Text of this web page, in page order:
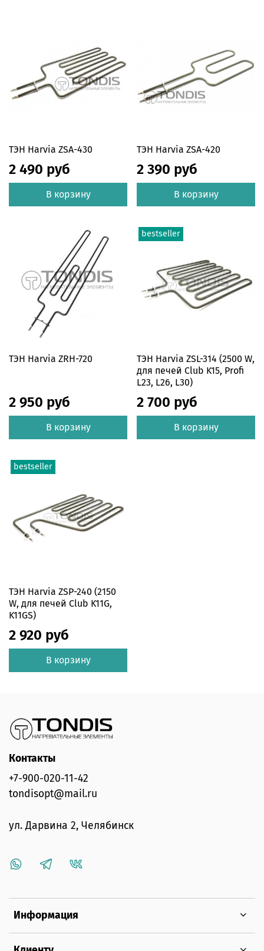
ТЭН Harvia ZSA-430
2 490 руб
В корзину
ТЭН Harvia ZSA-420
2 390 руб
В корзину
ТЭН Harvia ZRH-720
2 950 руб
В корзину
bestseller
ТЭН Harvia ZSL-314 (2500 W,
для печей Club K15, Profi
L23, L26, L30)
2 700 руб
В корзину
bestseller
ТЭН Harvia ZSP-240 (2150
W, для печей Club K11G,
K11GS)
2 920 руб
В корзину
Информация
Контакты
+7-900-020-11-42
tondisopt@mail.ru
ул. Дарвина 2, Челябинск